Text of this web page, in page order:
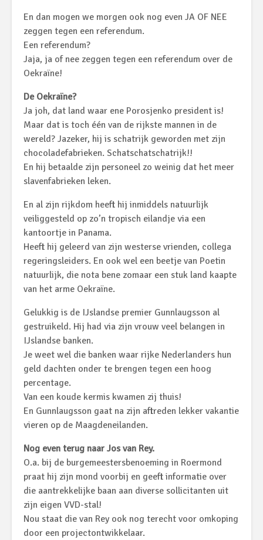
En dan mogen we morgen ook nog even JA OF NEE
zeggen tegen een referendum.
Een referendum?
Jaja, ja of nee zeggen tegen een referendum over de
Oekraïne!
De Oekraïne?
Ja joh, dat land waar ene Porosjenko president is!
Maar dat is toch één van de rijkste mannen in de
wereld? Jazeker, hij is schatrijk geworden met zijn
chocoladefabrieken. Schatschatschatrijk!!
En hij betaalde zijn personeel zo weinig dat het meer
slavenfabrieken leken.
En al zijn rijkdom heeft hij inmiddels natuurlijk
veiliggesteld op zo’n tropisch eilandje via een
kantoortje in Panama.
Heeft hij geleerd van zijn westerse vrienden, collega
regeringsleiders. En ook wel een beetje van Poetin
natuurlijk, die nota bene zomaar een stuk land kaapte
van het arme Oekraïne.
Gelukkig is de IJslandse premier Gunnlaugsson al
gestruikeld. Hij had via zijn vrouw veel belangen in
IJslandse banken.
Je weet wel die banken waar rijke Nederlanders hun
geld dachten onder te brengen tegen een hoog
percentage.
Van een koude kermis kwamen zij thuis!
En Gunnlaugsson gaat na zijn aftreden lekker vakantie
vieren op de Maagdeneilanden.
Nog even terug naar Jos van Rey.
O.a. bij de burgemeestersbenoeming in Roermond
praat hij zijn mond voorbij en geeft informatie over
die aantrekkelijke baan aan diverse sollicitanten uit
zijn eigen VVD-stal!
Nou staat die van Rey ook nog terecht voor omkoping
door een projectontwikkelaar.